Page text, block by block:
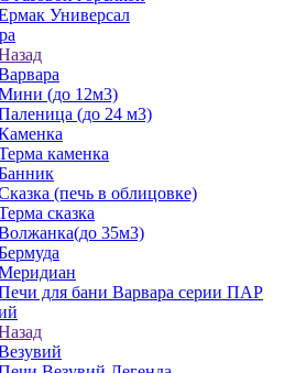
Универсал
(до 12м3)
(до 24 м3)
каменка
(печь в облицовке)
сказка
35м3)
для бани Варвара серии ПАР